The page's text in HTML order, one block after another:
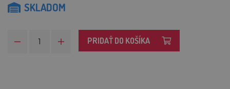
SKLADOM
PRIDAŤ DO KOŠÍKA